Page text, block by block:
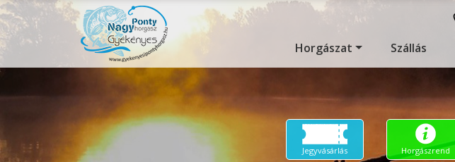
Horgászat Szállás
Jegyvásárlás Horgászrend